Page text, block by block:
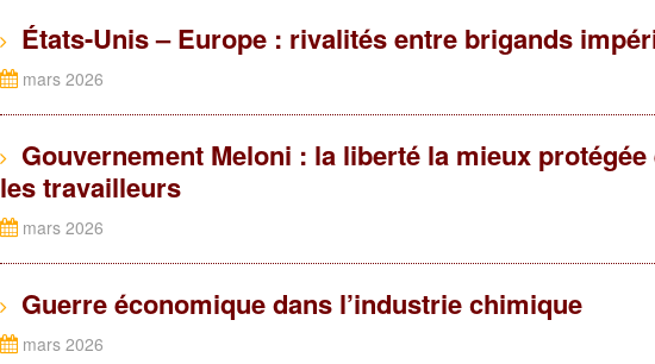
États-Unis – Europe : rivalités entre brigands
mars 2026
Gouvernement Meloni : la liberté la mieux
les travailleurs
mars 2026
Guerre économique dans l’industrie chimique
mars 2026